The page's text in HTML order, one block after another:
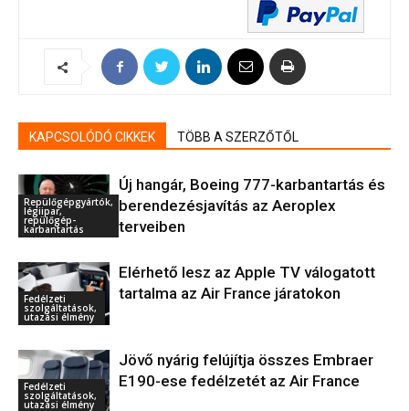
KAPCSOLÓDÓ CIKKEK TÖBB A SZERZŐTŐL
Repülőgépgyártók,
légiipar,
repülőgép-
karbantartás
Új hangár, Boeing 777-karbantartás és
berendezésjavítás az Aeroplex
terveiben
Fedélzeti
szolgáltatások,
utazási élmény
Elérhető lesz az Apple TV válogatott
tartalma az Air France járatokon
Fedélzeti
szolgáltatások,
utazási élmény
Jövő nyárig felújítja összes Embraer
E190-ese fedélzetét az Air France